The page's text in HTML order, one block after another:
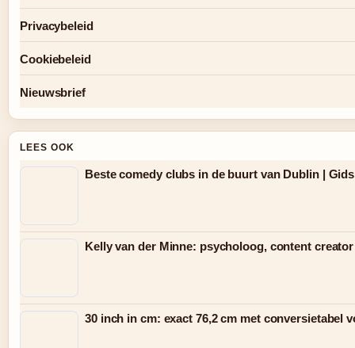
Privacybeleid
Cookiebeleid
Nieuwsbrief
LEES OOK
Beste comedy clubs in de buurt van Dublin | Gids
Kelly van der Minne: psycholoog, content
30 inch in cm: exact 76,2 cm met conversietabel